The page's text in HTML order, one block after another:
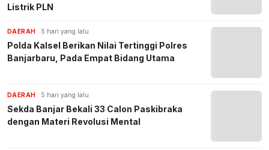
Listrik PLN
DAERAH 5 hari yang lalu
Polda Kalsel Berikan Nilai Tertinggi Polres
Banjarbaru, Pada Empat Bidang Utama
DAERAH 5 hari yang lalu
Sekda Banjar Bekali 33 Calon Paskibraka
dengan Materi Revolusi Mental